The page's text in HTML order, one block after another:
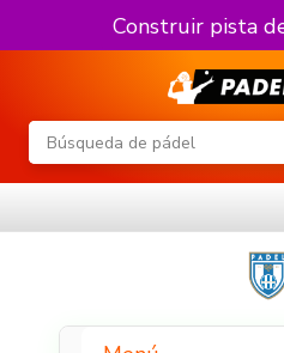
Construir pista